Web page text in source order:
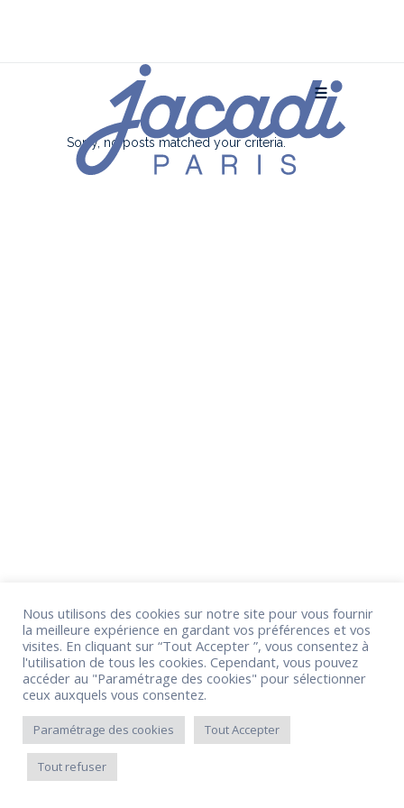
Sorry, no posts matched your criteria.
Nous utilisons des cookies sur notre site pour vous fournir
la meilleure expérience en gardant vos préférences et vos
visites. En cliquant sur “Tout Accepter ”, vous consentez à
l'utilisation de tous les cookies. Cependant, vous pouvez
accéder au "Paramétrage des cookies" pour sélectionner
ceux auxquels vous consentez.
Paramétrage des cookies Tout Accepter
Tout refuser